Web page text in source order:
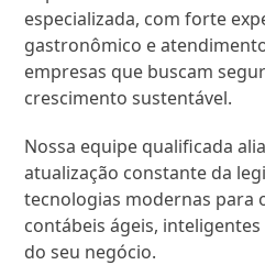
especializada, com forte
gastronômico e
empresas que buscam
crescimento sustentável.
Nossa equipe qualificada
atualização constante da
tecnologias modernas para
contábeis ágeis,
do seu negócio.